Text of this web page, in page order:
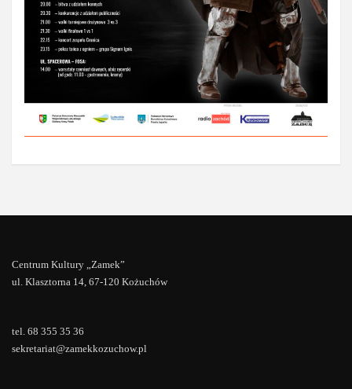
Centrum Kultury „Zamek”
ul. Klasztorna 14, 67-120 Kożuchów
tel. 68 355 35 36
sekretariat@zamekkozuchow.pl